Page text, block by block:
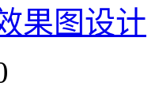
果图设计